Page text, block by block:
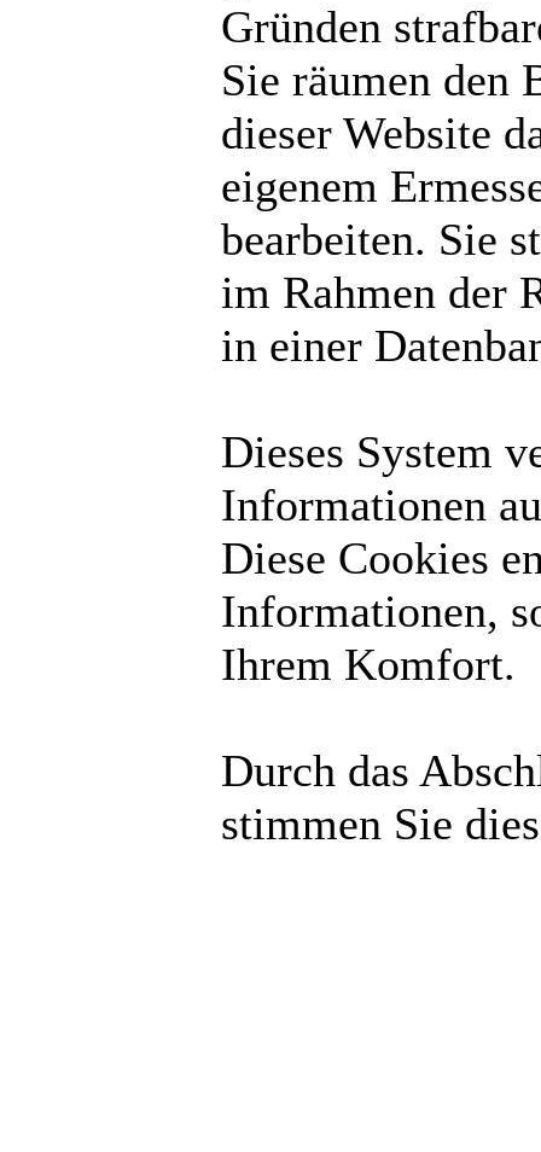
Gründen
Sie räumen den
dieser Website
eigenem
bearbeiten. Sie
im Rahmen der
in einer
Dieses System
Informationen
Diese Cookies
Informationen,
Ihrem Komfort.
Durch das
stimmen Sie